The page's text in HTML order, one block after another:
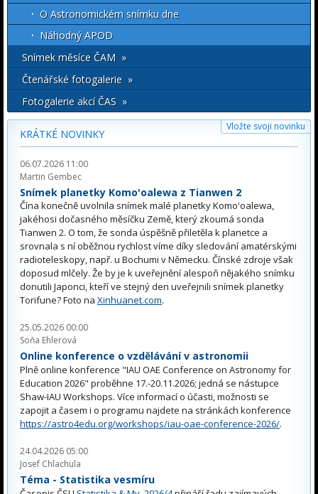
O Astronomickém snímku dne
Náhodný APOD
Snímek měsíce ČAM »
Čtenářské fotogalerie »
Fotogalerie akcí ČAS »
Vložte svoji novinku
KRÁTKÉ NOVINKY
06.07.2026 11:00
Martin Gembec
Snímek planetky Komo'oalewa z Tianwen 2
Čína konečně uvolnila snímek malé planetky Komo'oalewa,
jakéhosi dočasného měsíčku Země, který zkoumá sonda
Tianwen 2. O tom, že sonda úspěšně přiletěla k planetce a
srovnala s ní oběžnou rychlost víme díky sledování amatérskými
radioteleskopy, např. u Bochumi v Německu. Čínské zdroje však
doposud mlčely. Že by je k uveřejnění alespoň nějakého snímku
donutili Japonci, kteří ve stejný den uveřejnili snímek planetky
Torifune? Foto na Xinhuanet.com.
25.05.2026 00:00
Soňa Ehlerová
Online konference o vzdělávání v astronomii
Plně online konference "IAU OAE Conference on Astronomy for
Education 2026" proběhne 17.-20.11.2026; jedná se nástupce
Shaw-IAU Workshops. Více informací o účasti, možnosti se
zapojit a časem i o programu najdete na stránkách konference
https://astro4edu.org/workshops/iau-oae-conference-2026/.
24.04.2026 05:00
Josef Chlachula
Téma - Statistika vesmíru